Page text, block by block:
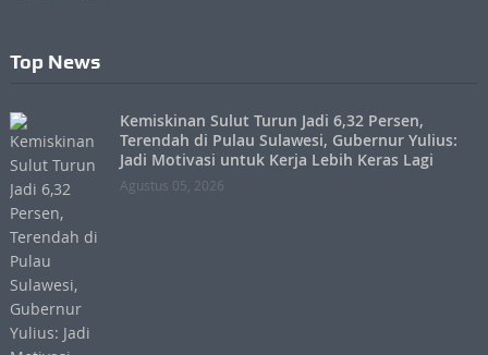
Top News
Kemiskinan Sulut Turun Jadi 6,32 Persen,
Terendah di Pulau Sulawesi, Gubernur Yulius:
Jadi Motivasi untuk Kerja Lebih Keras Lagi
Agustus 05, 2026